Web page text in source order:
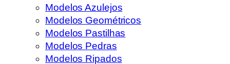
Modelos Azulejos
Modelos Geométricos
Modelos Pastilhas
Modelos Pedras
Modelos Ripados